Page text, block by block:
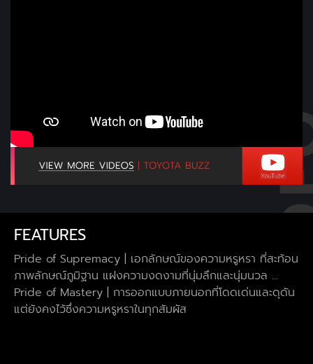
FEATURES
Pride of Supremacy | เอกลักษณ์ของความหรูหรา ที่สะท้อน
ภาพลักษณ์ภูมิฐาน แฝงความงดงามที่นุ่มลึกและนุ่มนวล ...
Pride of Mastery | การออกแบบภายนอกที่โดดเด่นและดุดัน
แต่ยังคงไว้ซึ่งความหรูหราในทุกสัมผัส